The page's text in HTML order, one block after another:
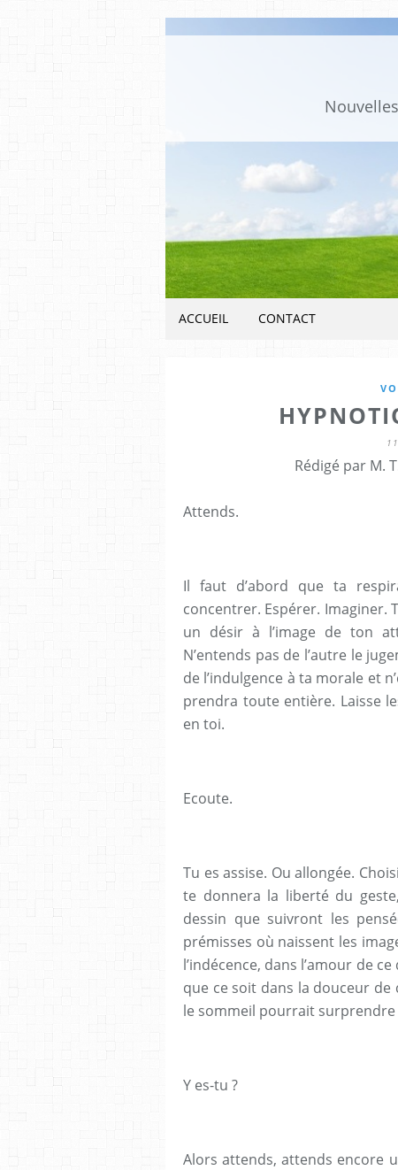
ACCUEIL CONTACT
Rédigé par M.
Attends.
Il faut d’abord que ta
concentrer. Espérer. Imaginer.
un désir à l’image de ton
N’entends pas de l’autre le
de l’indulgence à ta morale et
prendra toute entière. Laisse
en toi.
Ecoute.
Tu es assise. Ou allongée.
te donnera la liberté du
dessin que suivront les
prémisses où naissent les
l’indécence, dans l’amour de
que ce soit dans la douceur
le sommeil pourrait surprendre
Y es-tu ?
Alors attends, attends encore